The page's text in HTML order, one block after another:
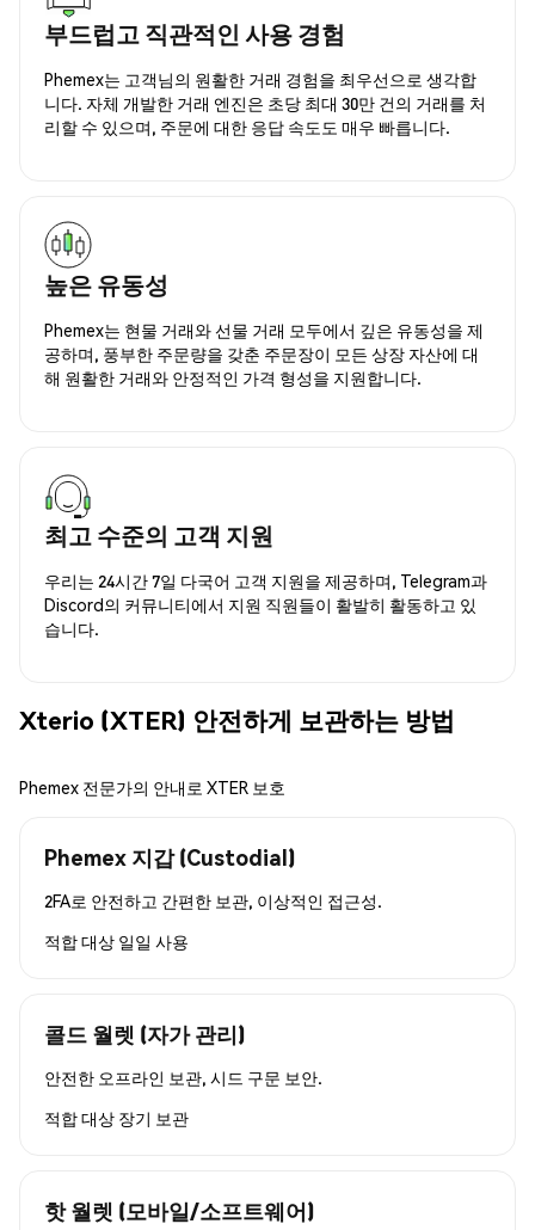
부드럽고 직관적인 사용 경험
Phemex는 고객님의 원활한 거래 경험을 최우선으로 생각합
니다. 자체 개발한 거래 엔진은 초당 최대 30만 건의 거래를 처
리할 수 있으며, 주문에 대한 응답 속도도 매우 빠릅니다.
높은 유동성
Phemex는 현물 거래와 선물 거래 모두에서 깊은 유동성을 제
공하며, 풍부한 주문량을 갖춘 주문장이 모든 상장 자산에 대
해 원활한 거래와 안정적인 가격 형성을 지원합니다.
최고 수준의 고객 지원
우리는 24시간 7일 다국어 고객 지원을 제공하며, Telegram과
Discord의 커뮤니티에서 지원 직원들이 활발히 활동하고 있
습니다.
Xterio (XTER) 안전하게 보관하는 방법
Phemex 전문가의 안내로 XTER 보호
Phemex 지갑 (Custodial)
2FA로 안전하고 간편한 보관, 이상적인 접근성.
적합 대상 일일 사용
콜드 월렛 (자가 관리)
안전한 오프라인 보관, 시드 구문 보안.
적합 대상 장기 보관
핫 월렛 (모바일/소프트웨어)